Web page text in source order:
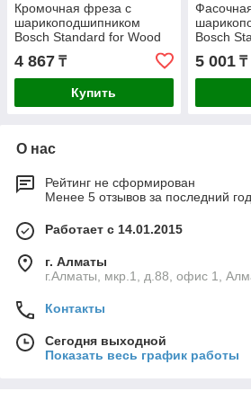
Кромочная фреза с
шарикоподшипником
Bosch Standard for Wood
4 867 ₸
Купить
Bosch
5 001₸
О нас
Рейтинг не сформирован
Менее 5 отзывов за последний год
Работает с 14.01.2015
г. Алматы
г.Алматы, мкр.1, д.88, офис 1,
Контакты
Сегодня выходной
Показать весь график работы